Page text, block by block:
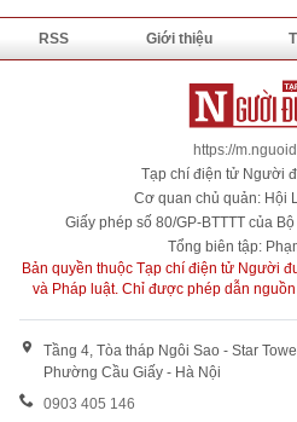
RSS Giới thiệu
https://
Tạp chí điện tử Người
Cơ quan chủ quản: Hội
Giấy phép số 80/GP-BTTTT của
Tổng biên tập:
Bản quyền thuộc Tạp chí điện tử Người
và Pháp luật. Chỉ được phép dẫn
Tầng 4, Tòa tháp Ngôi Sao - Star
Phường Cầu Giấy - Hà Nội
0903 405 146